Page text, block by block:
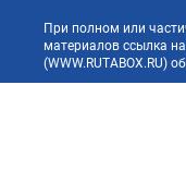
При полном или
материалов ссылка
(WWW.RUTABOX.RU)